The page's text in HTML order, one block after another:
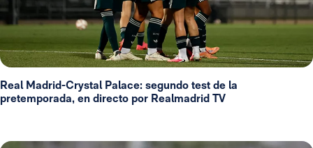
Real Madrid-Crystal Palace: segundo test de la
pretemporada, en directo por Realmadrid TV